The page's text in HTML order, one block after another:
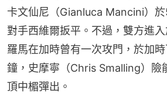
卡文仙尼（Gianluca Mancini）
對手西維爾扳平。不過，雙方進入
羅馬在加時曾有一次攻門，於加
鐘，史摩寧（Chris Smalling）險
頂中楣彈出。